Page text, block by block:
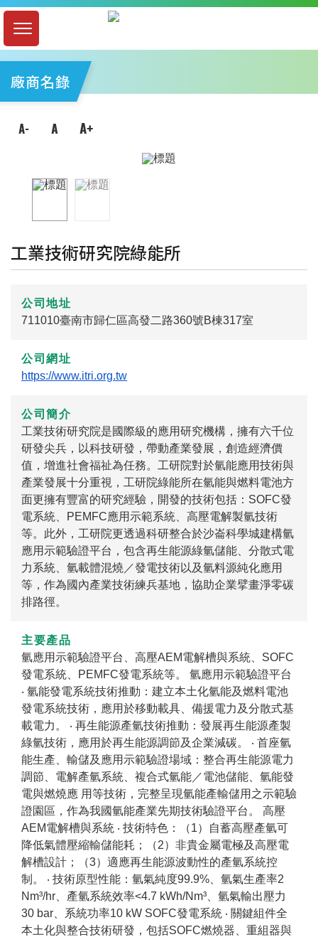
廠商名錄
工業技術研究院綠能所
公司地址
711010臺南市歸仁區高發二路360號B棟317室
公司網址
https://www.itri.org.tw
公司簡介
工業技術研究院是國際級的應用研究機構，擁有六千位
研發尖兵，以科技研發，帶動產業發展，創造經濟價
值，增進社會福祉為任務。工研院對於氫能應用技術與
產業發展十分重視，工研院綠能所在氫能與燃料電池方
面更擁有豐富的研究經驗，開發的技術包括：SOFC發
電系統、PEMFC應用示範系統、高壓電解製氫技術
等。此外，工研院更透過科研整合於沙崙科學城建構氫
應用示範驗證平台，包含再生能源綠氫儲能、分散式電
力系統、氫載體混燒／發電技術以及氫料源純化應用
等，作為國內產業技術練兵基地，協助企業擘畫淨零碳
排路徑。
主要產品
氫應用示範驗證平台、高壓AEM電解槽與系統、SOFC
發電系統、PEMFC發電系統等。 氫應用示範驗證平台
‧ 氫能發電系統技術推動：建立本土化氫能及燃料電池
發電系統技術，應用於移動載具、備援電力及分散式基
載電力。 ‧ 再生能源產氫技術推動：發展再生能源產製
綠氫技術，應用於再生能源調節及企業減碳。 ‧ 首座氫
能生產、輸儲及應用示範驗證場域：整合再生能源電力
調節、電解產氫系統、複合式氫能／電池儲能、氫能發
電與燃燒應 用等技術，完整呈現氫能產輸儲用之示範驗
證園區，作為我國氫能產業先期技術驗證平台。 高壓
AEM電解槽與系統 ‧ 技術特色：（1）自蓄高壓產氫可
降低氣體壓縮輸儲能耗；（2）非貴金屬電極及高壓電
解槽設計；（3）適應再生能源波動性的產氫系統控
制。 ‧ 技術原型性能：氫氣純度99.9%、氫氣生產率2
Nm³/hr、產氫系統效率<4.7 kWh/Nm³、氫氣輸出壓力
30 bar、系統功率10 kW SOFC發電系統 ‧ 關鍵組件全
本土化與整合技術研發，包括SOFC燃燒器、重組器與